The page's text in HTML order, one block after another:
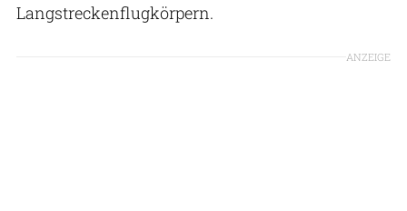
Langstreckenflugkörpern.
ANZEIGE